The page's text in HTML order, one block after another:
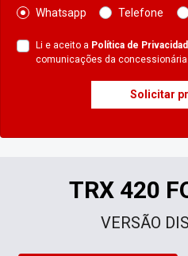
Whatsapp
Telefone
Li e aceito a Política de
comunicações da concessionária.
Solicitar
TRX 420
VERSÃO